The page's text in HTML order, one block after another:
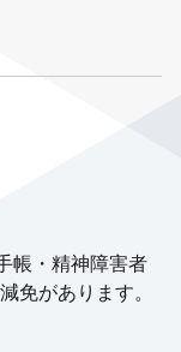
帳・精神障害者
免があります。